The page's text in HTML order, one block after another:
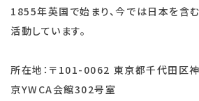
1855年英国で始まり、今では日本を含
活動しています。
所在地：〒101-0062 東京都千代田区
京YWCA会館302号室